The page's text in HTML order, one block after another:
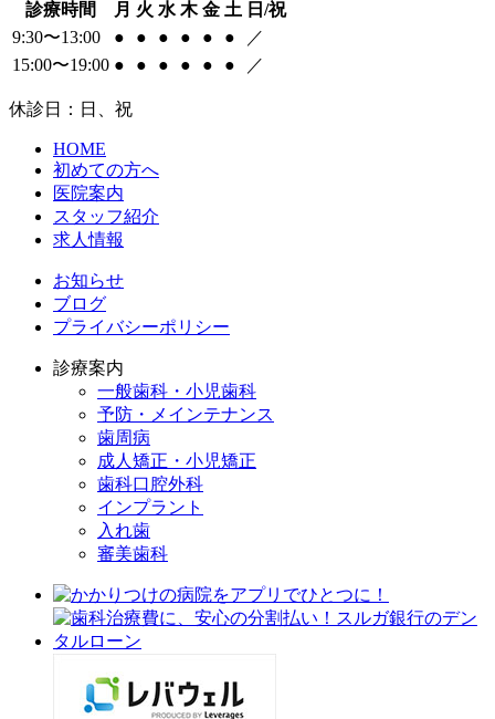
診療時間
月 火 水 木 金 土 日/祝
9:30〜13:00
● ● ● ● ● ●
／
15:00〜19:00 ● ● ● ● ● ● ／
休診日：日、祝
HOME
初めての方へ
医院案内
スタッフ紹介
求人情報
お知らせ
ブログ
プライバシーポリシー
診療案内
一般歯科・小児歯科
予防・メインテナンス
歯周病
成人矯正・小児矯正
歯科口腔外科
インプラント
入れ歯
審美歯科